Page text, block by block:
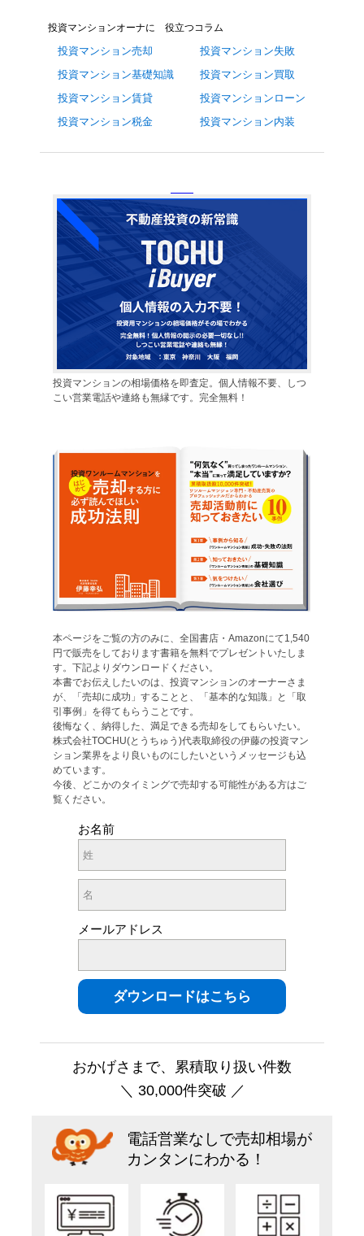
投資マンションオーナに 役立つコラム
投資マンション売却
投資マンション基礎知識
投資マンション賃貸
投資マンション税金
投資マンション失敗
投資マンション買取
投資マンションローン
投資マンション内装
投資マンションの相場価格を即査定。個人情報不要、しつ
こい営業電話や連絡も無縁です。完全無料！
本ページをご覧の方のみに、全国書店・Amazonにて1,540
円で販売をしております書籍を無料でプレゼントいたしま
す。下記よりダウンロードください。
本書でお伝えしたいのは、投資マンションのオーナーさま
が、「売却に成功」することと、「基本的な知識」と「取
引事例」を得てもらうことです。
後悔なく、納得した、満足できる売却をしてもらいたい。
株式会社TOCHU(とうちゅう)代表取締役の伊藤の投資マン
ション業界をより良いものにしたいというメッセージも込
めています。
今後、どこかのタイミングで売却する可能性がある方はご
覧ください。
お名前
メールアドレス
おかげさまで、累積取り扱い件数
＼ 30,000件突破 ／
電話営業なしで売却相場が
カンタンにわかる！